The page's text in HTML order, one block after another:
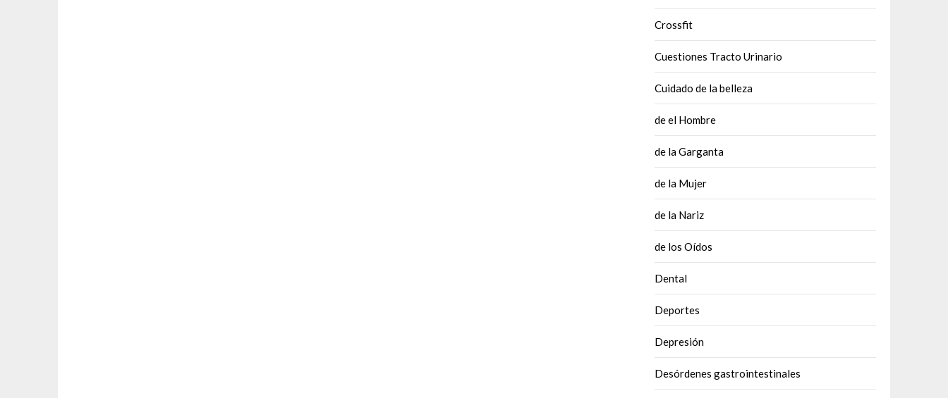
Crossfit
Cuestiones Tracto Urinario
Cuidado de la belleza
de el Hombre
de la Garganta
de la Mujer
de la Nariz
de los Oídos
Dental
Deportes
Depresión
Desórdenes gastrointestinales